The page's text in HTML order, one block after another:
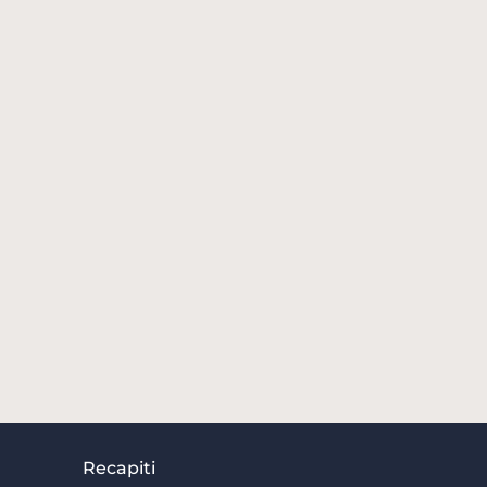
Recapiti